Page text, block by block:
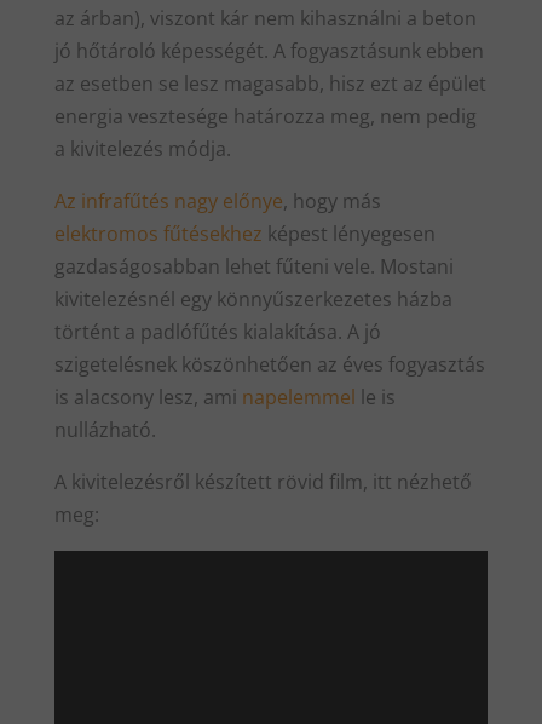
az árban), viszont kár nem kihasználni a beton
jó hőtároló képességét. A fogyasztásunk ebben
az esetben se lesz magasabb, hisz ezt az épület
energia vesztesége határozza meg, nem pedig
a kivitelezés módja.
Az infrafűtés nagy előnye, hogy más
elektromos fűtésekhez képest lényegesen
gazdaságosabban lehet fűteni vele. Mostani
kivitelezésnél egy könnyűszerkezetes házba
történt a padlófűtés kialakítása. A jó
szigetelésnek köszönhetően az éves fogyasztás
is alacsony lesz, ami napelemmel le is
nullázható.
A kivitelezésről készített rövid film, itt nézhető
meg: